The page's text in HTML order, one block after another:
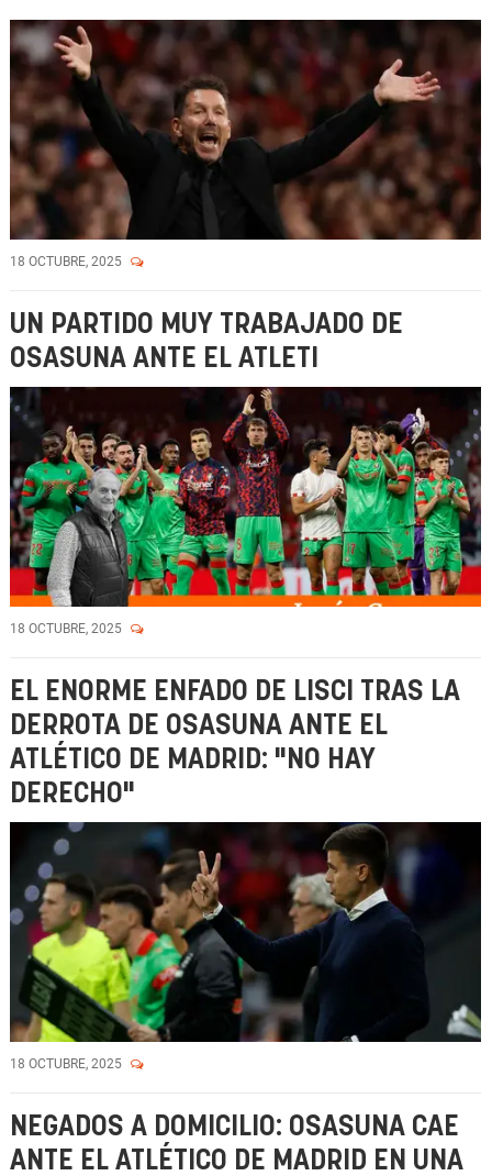
18 OCTUBRE, 2025
UN PARTIDO MUY TRABAJADO DE
OSASUNA ANTE EL ATLETI
18 OCTUBRE, 2025
EL ENORME ENFADO DE LISCI TRAS LA
DERROTA DE OSASUNA ANTE EL
ATLÉTICO DE MADRID: "NO HAY
DERECHO"
18 OCTUBRE, 2025
NEGADOS A DOMICILIO: OSASUNA CAE
ANTE EL ATLÉTICO DE MADRID EN UNA